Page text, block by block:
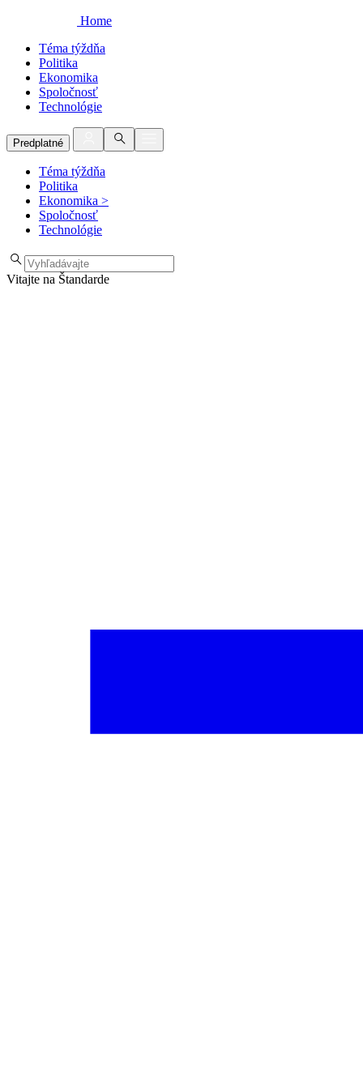
Home
Téma týždňa
Politika
Ekonomika
Spoločnosť
Technológie
Predplatné
Téma týždňa
Politika
Ekonomika >
Spoločnosť
Technológie
Vitajte na Štandarde